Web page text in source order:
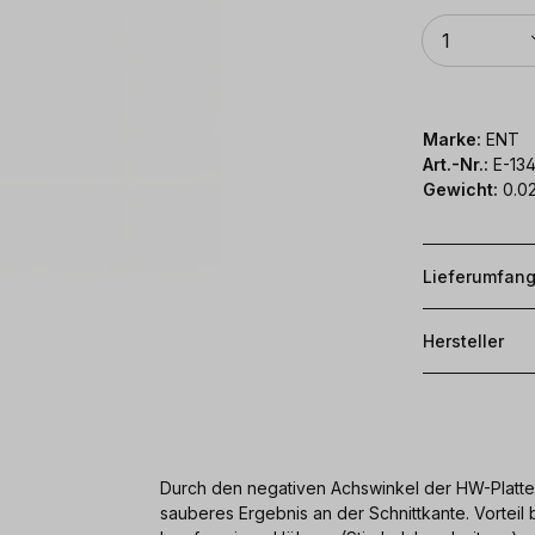
Anzahl
1
Marke: ENT
Art.-Nr.: E-
Gewicht:
Lieferumfang
Hersteller
Durch den negativen Achswinkel der HW-
sauberes Ergebnis an der Schnittkante.